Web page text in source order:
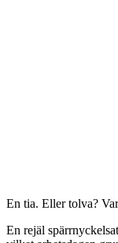
En tia. Eller tolva?
En rejäl